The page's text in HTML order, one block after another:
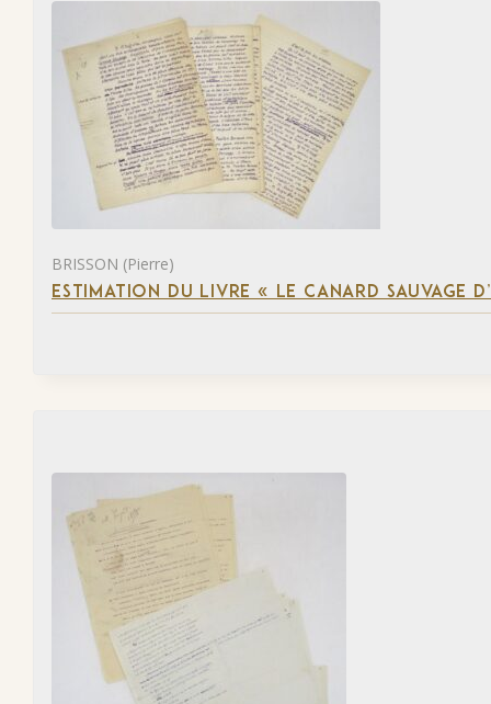
BRISSON (Pierre)
ESTIMATION DU LIVRE « LE CANARD SAUVAGE